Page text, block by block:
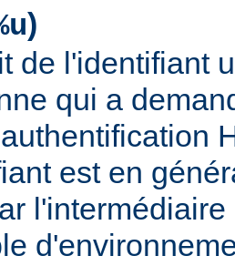
)
de l'identifiant
qui a
est en